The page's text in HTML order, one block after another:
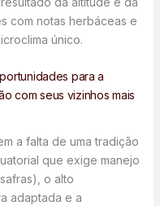
com notas herbáceas e
único.
para a
com seus vizinhos mais
a falta de uma tradição
que exige manejo
o alto
adaptada e a